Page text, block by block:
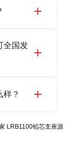
第三方检测
迎宾大街 9
专业隔震
天然、
全国发
现货充足，
：衡水高新
样？
经验，国标
供货、安
LRB1100铅芯支座源